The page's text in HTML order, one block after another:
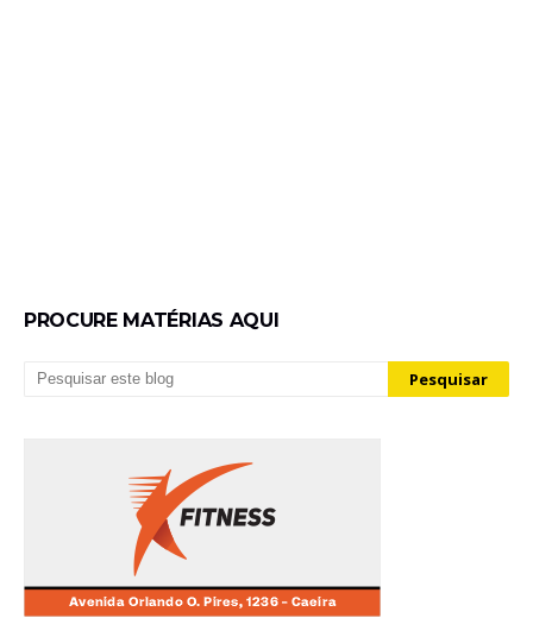
PROCURE MATÉRIAS AQUI